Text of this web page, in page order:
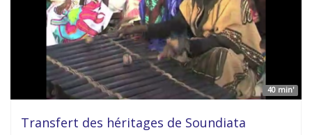
40 min'
Transfert des héritages de Soundiata